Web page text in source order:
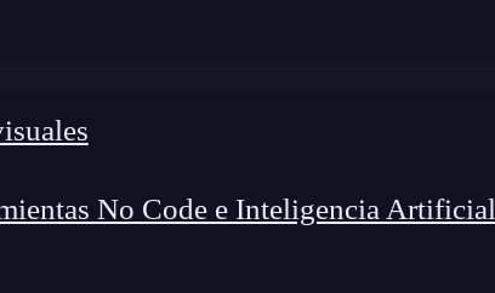
No Code e Inteligencia Artificial